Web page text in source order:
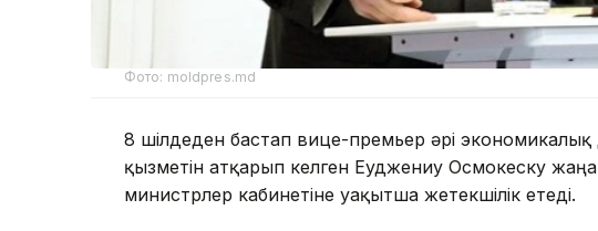
Фото: moldpres.md
8 шілдеден бастап вице-премьер әрі
қызметін атқарып келген Еуджениу Осмокеску жаңа
министрлер кабинетіне уақытша жетекшілік етеді.